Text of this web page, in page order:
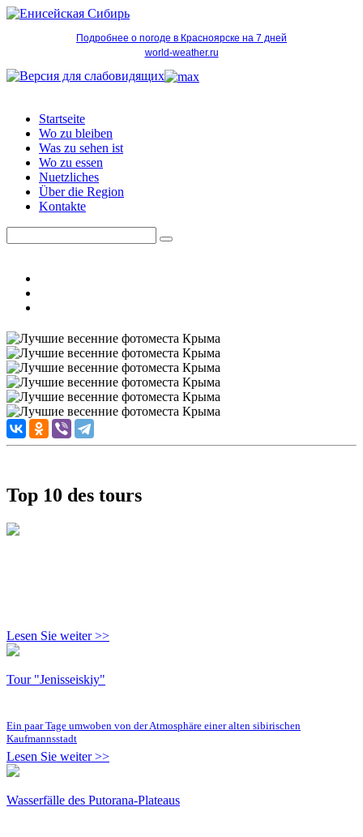
Подробнее о погоде в Красноярске на 7 дней
world-weather.ru
Startseite
Wo zu bleiben
Was zu sehen ist
Wo zu essen
Nuetzliches
Über die Region
Kontakte
Top 10 des tours
Lesen Sie weiter >>
Tour "Jenisseiskiy"
Ein paar Tage umwoben von der Atmosphäre einer alten sibirischen
Kaufmannsstadt
Lesen Sie weiter >>
Wasserfälle des Putorana-Plateaus